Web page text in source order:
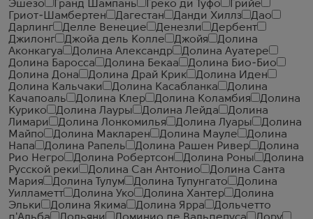
Эшезо
Гранд Шампань Греко ди Туфо
Грийе
Гриот-Шамбертен
Дагестан Данди Хиллз
Дао
Дарлинг
Делле Венецие Денезли
Дербент
Джилонг
Джойа дель Колле Джойя
Долина
Аконкагуа
Долина Александр
Долина Ауатере
Долина Баросса
Долина Бекаа
Долина Био-Био
Долина Дона
Долина Драй Крик
Долина Иден
Долина Кальчаки
Долина Касабланка
Долина
Качапоаль
Долина Клер Долина Коламбия
Долина
Курико
Долина Лауры Долина Лейда
Долина
Лимари
Долина Лонкомилья Долина Луары
Долина
Майпо
Долина Макларен Долина Мауле
Долина
Напа
Долина Рапель Долина Рашен Ривер
Долина
Рио Негро
Долина Робертсон Долина Роны
Долина
Русской реки
Долина Сан Антонио
Долина Санта
Мария
Долина Тулум Долина Тупунгато
Долина
Уилламетт
Долина Уко Долина Хантер
Долина
Эльки
Долина Якима Долина Ярра
Дольчетто